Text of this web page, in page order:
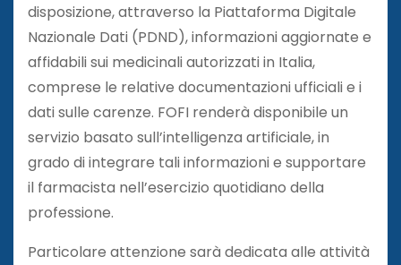
disposizione, attraverso la Piattaforma Digitale
Nazionale Dati (PDND), informazioni aggiornate e
affidabili sui medicinali autorizzati in Italia,
comprese le relative documentazioni ufficiali e i
dati sulle carenze. FOFI renderà disponibile un
servizio basato sull’intelligenza artificiale, in
grado di integrare tali informazioni e supportare
il farmacista nell’esercizio quotidiano della
professione.
Particolare attenzione sarà dedicata alle attività